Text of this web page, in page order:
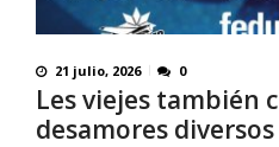
21 julio, 2026 0
Les viejes también
desamores diversos